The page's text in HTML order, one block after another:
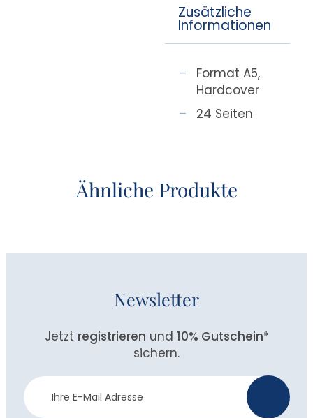
Zusätzliche
Informationen
Format A5,
Hardcover
24 Seiten
Ähnliche Produkte
Newsletter
Jetzt registrieren und 10% Gutschein*
sichern.
Newsletter
Anmeldung